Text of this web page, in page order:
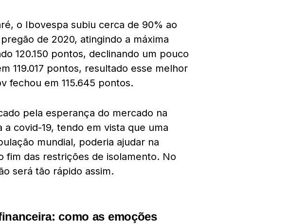
o Ibovespa subiu cerca de 90% ao
de 2020, atingindo a máxima
120.150 pontos, declinando um pouco
119.017 pontos, resultado esse melhor
fechou em 115.645 pontos.
pela esperança do mercado na
covid-19, tendo em vista que uma
mundial, poderia ajudar na
fim das restrições de isolamento. No
será tão rápido assim.
como as emoções